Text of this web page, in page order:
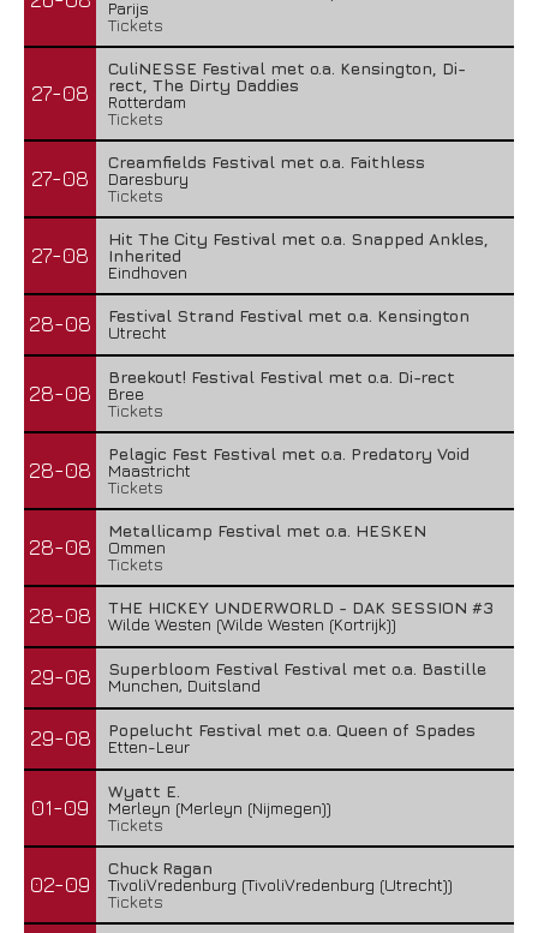
Parijs
Tickets
27-08
CuliNESSE Festival met o.a. Kensington, Di-
rect, The Dirty Daddies
Rotterdam
Tickets
27-08
Creamfields Festival met o.a. Faithless
Daresbury
Tickets
27-08
Hit The City Festival met o.a. Snapped Ankles,
Inherited
Eindhoven
28-08
Festival Strand Festival met o.a. Kensington
Utrecht
28-08
Breekout! Festival Festival met o.a. Di-rect
Bree
Tickets
28-08
Pelagic Fest Festival met o.a. Predatory Void
Maastricht
Tickets
28-08
Metallicamp Festival met o.a. HESKEN
Ommen
Tickets
28-08
THE HICKEY UNDERWORLD - DAK SESSION #3
Wilde Westen (Wilde Westen (Kortrijk))
29-08
Superbloom Festival Festival met o.a. Bastille
Munchen, Duitsland
29-08
Popelucht Festival met o.a. Queen of Spades
Etten-Leur
01-09
Wyatt E.
Merleyn (Merleyn (Nijmegen))
Tickets
02-09
Chuck Ragan
TivoliVredenburg (TivoliVredenburg (Utrecht))
Tickets